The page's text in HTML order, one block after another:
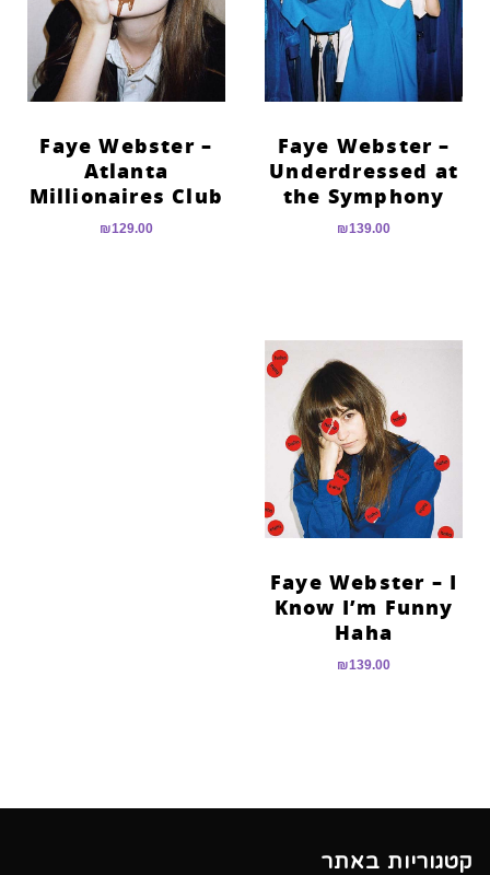
format_underlined הוסף קו תחתון לקישורים
סמן קישורים
לאפס
האפשרויות
cached
Faye Webster –
Underdressed at
the Symphony
₪139.00
Faye Webster –
Atlanta
Millionaires Club
₪129.00
Faye Webster – I
Know I’m Funny
Haha
₪139.00
קטגוריות באתר